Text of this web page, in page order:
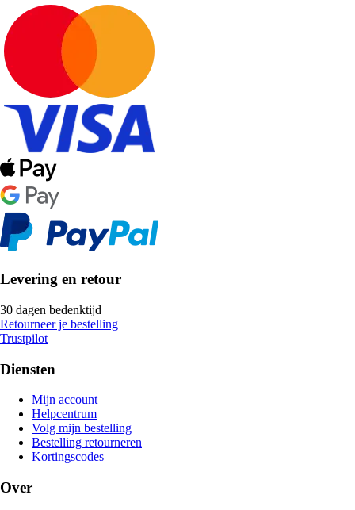
Levering en retour
30 dagen bedenktijd
Retourneer je bestelling
Trustpilot
Diensten
Mijn account
Helpcentrum
Volg mijn bestelling
Bestelling retourneren
Kortingscodes
Over